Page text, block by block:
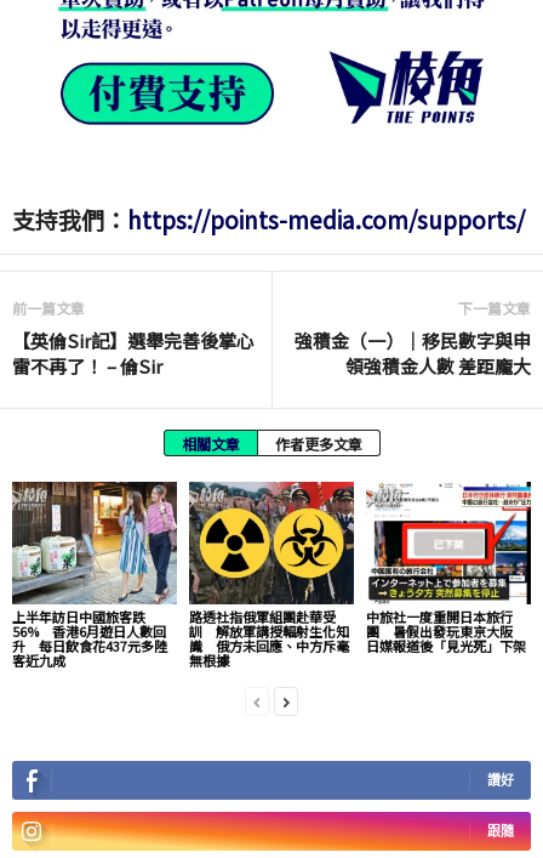
支持我們： https://points-media.com/supports/
前一篇文章
【英倫Sir記】選舉完善後掌心
雷不再了！ – 倫Sir
下一篇文章
強積金（一）｜移民數字與申
領強積金人數 差距龐大
相關文章 作者更多文章
上半年訪日中國旅客跌
56% 香港6月遊日人數回
升 每日飲食花437元多陸
客近九成
路透社指俄軍組團赴華受
訓 解放軍講授輻射生化知
識 俄方未回應、中方斥毫
無根據
中旅社一度重開日本旅行
團 暑假出發玩東京大阪
日媒報道後「見光死」下架
讚好
跟隨